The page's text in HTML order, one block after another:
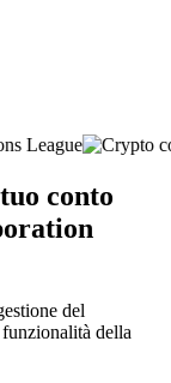
conto
del
della